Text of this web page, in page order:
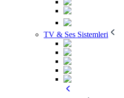
TV & Ses Sistemleri